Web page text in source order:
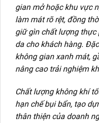
gian mở hoặc khu vực
làm mát rõ rệt, đồng
giữ gìn chất lượng thực
da cho khách hàng.
không gian xanh mát,
nâng cao trải nghiệm
Chất lượng không khí
hạn chế bụi bẩn, tạo
thân thiện của doanh